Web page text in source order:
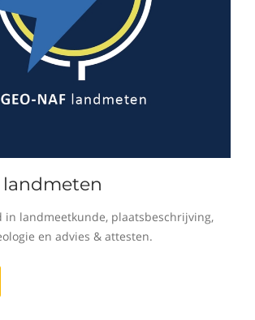
landmeten
in landmeetkunde, plaatsbeschrijving,
en advies & attesten.